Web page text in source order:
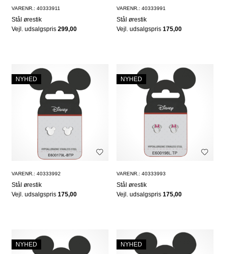
VARENR.: 40333911
Stål ørestik
Vejl. udsalgspris 299,00
VARENR.: 40333991
Stål ørestik
Vejl. udsalgspris175,00
NYHED
VARENR.: 40333992
Stål ørestik
Vejl. udsalgspris 175,00
NYHED
VARENR.: 40333993
Stål ørestik
Vejl. udsalgspris175,00
NYHED NYHED